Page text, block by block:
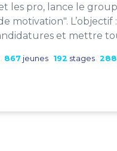
les pro, lance le
motivation".
et mettre
867 jeunes 192 stages 288